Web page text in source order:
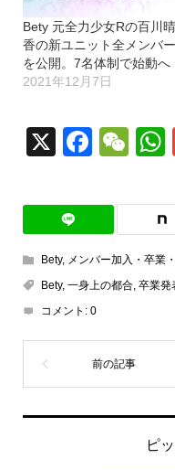
Bety 元全力少女Rの百川晴
香の新ユニット全メンバー
を公開。7名体制で始動へ
2021年12月7日
X
Bety, メンバー加入・卒業
Bety, 一身上の都合, 卒業発
コメント: 0
ピ